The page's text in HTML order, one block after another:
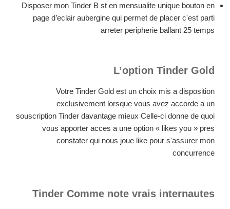
Disposer mon Tinder B st en mensualite unique bouton en
page d’eclair aubergine qui permet de placer c'est parti
arreter peripherie ballant 25 temps
L’option Tinder Gold
Votre Tinder Gold est un choix mis a disposition
exclusivement lorsque vous avez accorde a un
souscription Tinder davantage mieux Celle-ci donne de quoi
vous apporter acces a une option « likes you » pres
constater qui nous joue like pour s'assurer mon
concurrence
Tinder Comme note vrais internautes